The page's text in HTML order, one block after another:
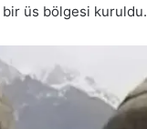
bir üs bölgesi kuruldu.